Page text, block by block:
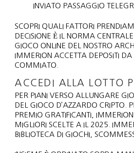
INVIATO PASSAGGIO
SCOPRI QUALI FATTORI
DECISIONE È IL NORMA
GIOCO ONLINE DEL NOSTRO
IMMERION ACCETTA DEPOSITI
COMMIATO.
ACCEDI ALLA LOTTO
PER PIANI VERSO ALLUNGARE
DEL GIOCO D’AZZARDO CRIPTO.
PREMIO GRATIFICANTI, IMMERION
MIGLIORI SCELTE A IL 2025.
BIBLIOTECA DI GIOCHI,